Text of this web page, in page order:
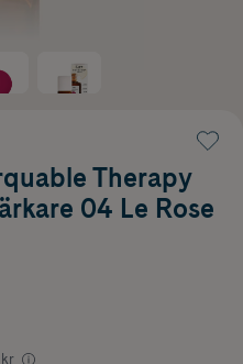
Therapy
04 Le Rose
kr